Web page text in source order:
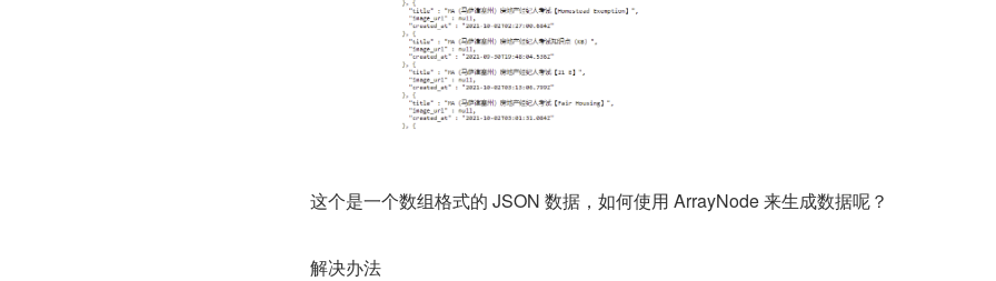
这个是一个数组格式的 JSON 数据，如何使用 ArrayNode 来生成数据呢？
解决办法